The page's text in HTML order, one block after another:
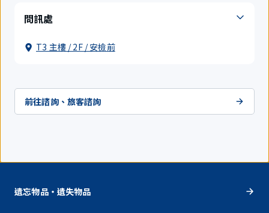
問訊處
T3 主樓 / 2F / 安檢前
前往諮詢、旅客諮詢
遺忘物品・遺失物品